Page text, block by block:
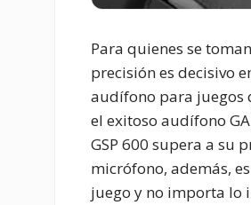
Para quienes se
precisión es decisivo
audífono para juegos
el exitoso audífono
GSP 600 supera a su
micrófono, además,
juego y no importa lo